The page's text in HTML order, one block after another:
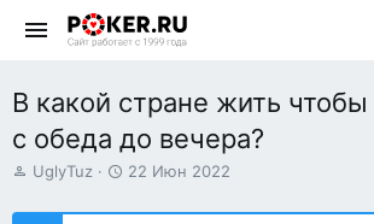
В какой стране жить чтобы
с обеда до вечера?
А
т
UglyTuz
Д
т
22 Июн 2022